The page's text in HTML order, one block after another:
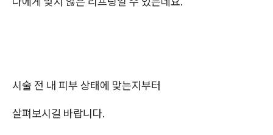
시술 전 내 피부 상태에 맞는지부터
살펴보시길 바랍니다.